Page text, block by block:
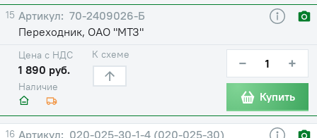
15
70-2409026-Б
Переходник, ОАО "МТЗ"
Наличие
Цена с НДС
1 890 руб.
К схеме − +
Купить
16 020-025-30-1-4 (020-025-30)